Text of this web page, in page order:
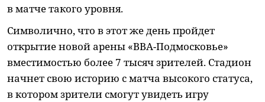
в матче такого уровня.
Символично, что в этот же день пройдет
открытие новой арены «ВВА-Подмосковье»
вместимостью более 7 тысяч зрителей. Стадион
начнет свою историю с матча высокого статуса,
в котором зрители смогут увидеть игру